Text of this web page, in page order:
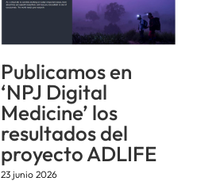
Publicamos en
‘NPJ Digital
Medicine’ los
resultados del
proyecto ADLIFE
23 junio 2026